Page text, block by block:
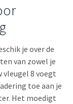
je over de
van zowel je
vleugel 8 voegt
toe aan je
Het moedigt